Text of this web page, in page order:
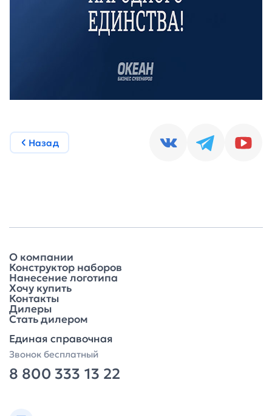
Назад
О компании
Конструктор наборов
Нанесение логотипа
Хочу купить
Контакты
Дилеры
Стать дилером
Единая справочная
Звонок бесплатный
8 800 333 13 22